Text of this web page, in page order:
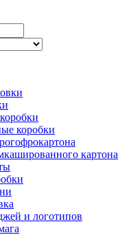
коробки
картона
и логотипов